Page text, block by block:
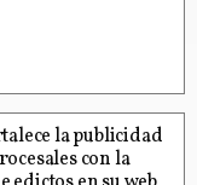
la publicidad
con la